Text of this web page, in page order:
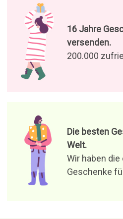
16 Jahre
versenden.
200.000
Die besten
Welt.
Wir haben
Geschenke